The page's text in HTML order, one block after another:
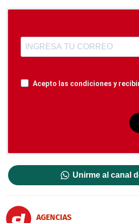
Acepto las condiciones y
Unirme al canal
AGENCIAS